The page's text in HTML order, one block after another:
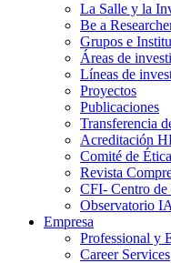
La Salle y la
Be a
Grupos e
Áreas de
Líneas de
Proyectos
Publicaciones
Transferencia
Acreditación
Comité de
Revista
CFI- Centro
Observatorio IA
Empresa
Professional y
Career Services